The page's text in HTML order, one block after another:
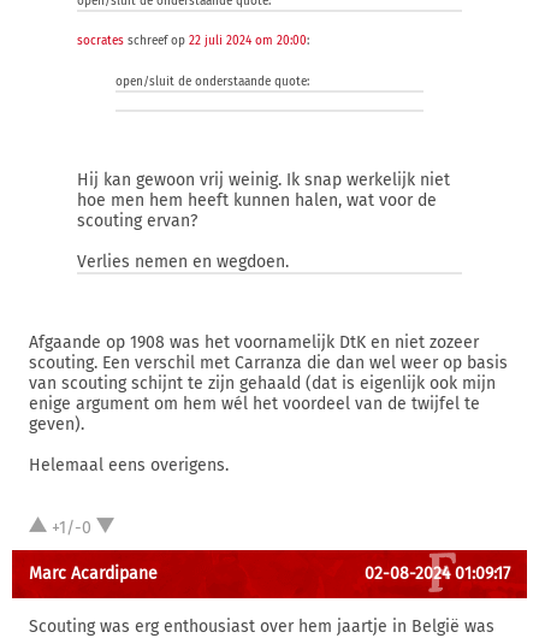
socrates schreef op 22 juli 2024 om 20:00:
open/sluit de onderstaande quote:
Hij kan gewoon vrij weinig. Ik snap werkelijk niet
hoe men hem heeft kunnen halen, wat voor de
scouting ervan?
Verlies nemen en wegdoen.
Afgaande op 1908 was het voornamelijk DtK en niet zozeer
scouting. Een verschil met Carranza die dan wel weer op basis
van scouting schijnt te zijn gehaald (dat is eigenlijk ook mijn
enige argument om hem wél het voordeel van de twijfel te
geven).
Helemaal eens overigens.
+1/-0
Marc Acardipane 02-08-2024 01:09:17
Scouting was erg enthousiast over hem jaartje in België was